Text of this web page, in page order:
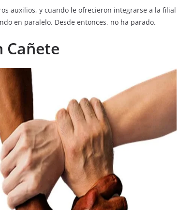
auxilios, y cuando le ofrecieron integrarse a la filial
en paralelo. Desde entonces, no ha parado.
Cañete